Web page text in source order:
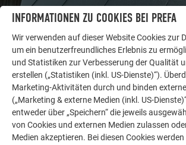
LASSEN SIE SICH INSPIRIEREN
WEITERE OBJEKTE
Die PREFA Referenzgalerie zeigt, wie
INFORMATIONEN ZU COOKIES BEI PREFA
Wir verwenden auf dieser Website Cookies zur
um ein benutzerfreundliches Erlebnis zu
und Statistiken zur Verbesserung der Qualität
erstellen („Statistiken (inkl. US-Dienste)“).
Marketing-Aktivitäten durch und binden
(„Marketing & externe Medien (inkl. US-
entweder über „Speichern“ die jeweils
von Cookies und externen Medien zulassen
Medien akzeptieren. Bei diesen Cookies